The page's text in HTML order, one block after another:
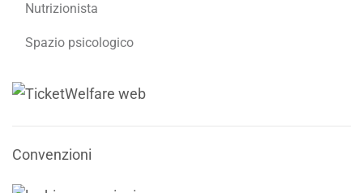
Nutrizionista
Spazio psicologico
Convenzioni